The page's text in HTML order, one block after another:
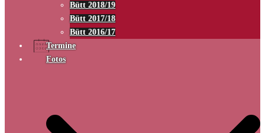
Bütt 2018/19
Bütt 2017/18
Bütt 2016/17
Termine
Fotos